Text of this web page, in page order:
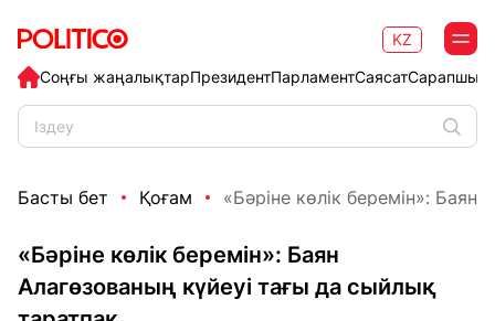
Соңғы жаңалықтарПрезидентПарламентСаясат
KZ
Басты бет Қоғам «Бәріне көлік беремін»: Баян
«Бәріне көлік беремін»: Баян
Алагөзованың күйеуі тағы да сыйлық